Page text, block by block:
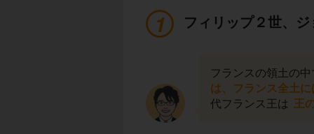
フィリップ２世、
フランスの領土の
は、フランス全土
代フランス王は 王